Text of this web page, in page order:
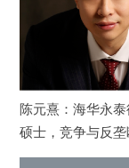
陈元熹：海华永
硕士，竞争与反垄